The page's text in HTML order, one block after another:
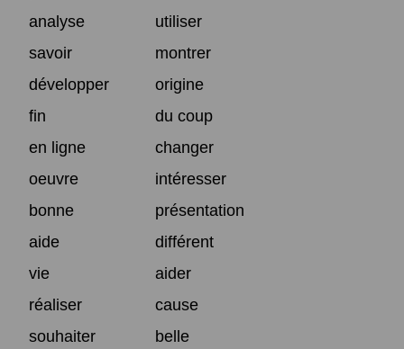
analyse
utiliser
savoir
montrer
développer
origine
fin
du coup
en ligne
changer
oeuvre
intéresser
bonne
présentation
aide
différent
vie
aider
réaliser
cause
souhaiter
belle